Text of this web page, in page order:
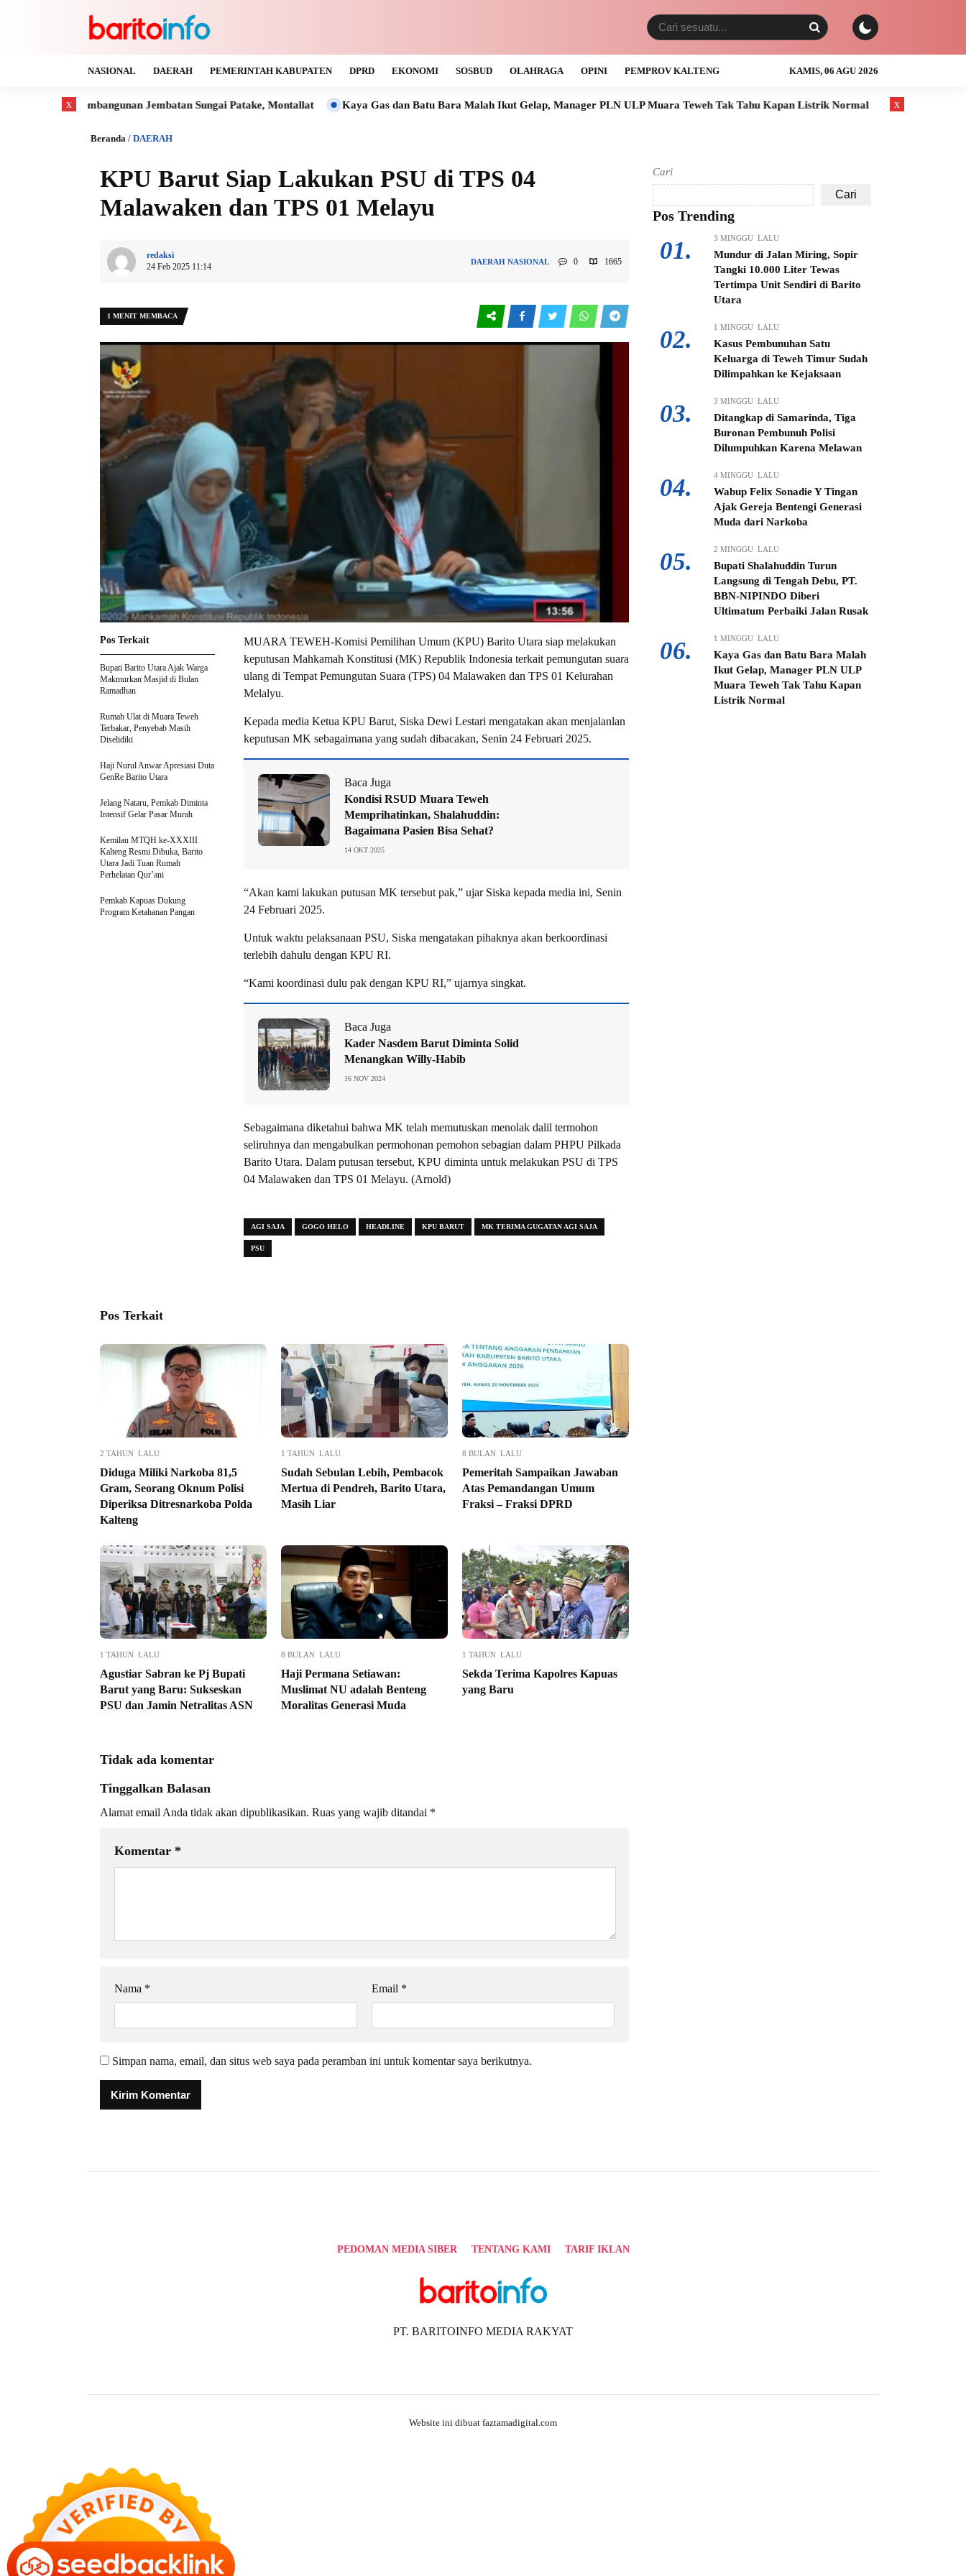
NASIONAL DAERAH PEMERINTAH KABUPATEN DPRD EKONOMI SOSBUD OLAHRAGA OPINI PEMPROV KALTENG KAMIS, 06 AGU 2026
Jembatan Sungai Patake, Montallat Kaya Gas dan Batu Bara Malah Ikut Gelap, Manager PLN ULP Muara Teweh Tak Tahu Kapan Listrik Normal Anak Usia 3 Tahun Tewas
Beranda / DAERAH
KPU Barut Siap Lakukan PSU di TPS 04
Malawaken dan TPS 01 Melayu
redaksi
24 Feb 2025 11:14
DAERAH NASIONAL 0 1665
1 MENIT MEMBACA
MUARA TEWEH-Komisi Pemilihan Umum (KPU) Barito Utara siap melakukan
keputusan Mahkamah Konstitusi (MK) Republik Indonesia terkait pemungutan suara
ulang di Tempat Pemungutan Suara (TPS) 04 Malawaken dan TPS 01 Kelurahan
Melalyu.
Kepada media Ketua KPU Barut, Siska Dewi Lestari mengatakan akan menjalanlan
keputusan MK sebagaimana yang sudah dibacakan, Senin 24 Februari 2025.
Baca Juga
Kondisi RSUD Muara Teweh
Memprihatinkan, Shalahuddin:
Bagaimana Pasien Bisa Sehat?
14 OKT 2025
“Akan kami lakukan putusan MK tersebut pak,” ujar Siska kepada media ini, Senin
24 Februari 2025.
Untuk waktu pelaksanaan PSU, Siska mengatakan pihaknya akan berkoordinasi
terlebih dahulu dengan KPU RI.
“Kami koordinasi dulu pak dengan KPU RI,” ujarnya singkat.
Baca Juga
Kader Nasdem Barut Diminta Solid
Menangkan Willy-Habib
16 NOV 2024
Sebagaimana diketahui bahwa MK telah memutuskan menolak dalil termohon
seliruhnya dan mengabulkan permohonan pemohon sebagian dalam PHPU Pilkada
Barito Utara. Dalam putusan tersebut, KPU diminta untuk melakukan PSU di TPS
04 Malawaken dan TPS 01 Melayu. (Arnold)
AGI SAJA GOGO HELO HEADLINE KPU BARUT MK TERIMA GUGATAN AGI SAJA
PSU
Pos Terkait
Bupati Barito Utara Ajak Warga
Makmurkan Masjid di Bulan
Ramadhan
Rumah Ulat di Muara Teweh
Terbakar, Penyebab Masih
Diselidiki
Haji Nurul Anwar Apresiasi Duta
GenRe Barito Utara
Jelang Nataru, Pemkab Diminta
Intensif Gelar Pasar Murah
Kemilau MTQH ke-XXXIII
Kalteng Resmi Dibuka, Barito
Utara Jadi Tuan Rumah
Perhelatan Qur’ani
Pemkab Kapuas Dukung
Program Ketahanan Pangan
Pos Terkait
2 TAHUN LALU
Diduga Miliki Narkoba 81,5
Gram, Seorang Oknum Polisi
Diperiksa Ditresnarkoba Polda
Kalteng
1 TAHUN LALU
Sudah Sebulan Lebih, Pembacok
Mertua di Pendreh, Barito Utara,
Masih Liar
8 BULAN LALU
Pemeritah Sampaikan Jawaban
Atas Pemandangan Umum
Fraksi – Fraksi DPRD
1 TAHUN LALU
Agustiar Sabran ke Pj Bupati
Barut yang Baru: Sukseskan
PSU dan Jamin Netralitas ASN
8 BULAN LALU
Haji Permana Setiawan:
Muslimat NU adalah Benteng
Moralitas Generasi Muda
1 TAHUN LALU
Sekda Terima Kapolres Kapuas
yang Baru
Tidak ada komentar
Tinggalkan Balasan
Alamat email Anda tidak akan dipublikasikan. Ruas yang wajib ditandai *
Komentar *
Nama * Email *
Simpan nama, email, dan situs web saya pada peramban ini untuk komentar saya berikutnya.
Cari
Cari
Pos Trending
01. 3 MINGGU LALU
Mundur di Jalan Miring, Sopir
Tangki 10.000 Liter Tewas
Tertimpa Unit Sendiri di Barito
Utara
02. 1 MINGGU LALU
Kasus Pembunuhan Satu
Keluarga di Teweh Timur Sudah
Dilimpahkan ke Kejaksaan
03. 3 MINGGU LALU
Ditangkap di Samarinda, Tiga
Buronan Pembunuh Polisi
Dilumpuhkan Karena Melawan
04. 4 MINGGU LALU
Wabup Felix Sonadie Y Tingan
Ajak Gereja Bentengi Generasi
Muda dari Narkoba
05. 2 MINGGU LALU
Bupati Shalahuddin Turun
Langsung di Tengah Debu, PT.
BBN-NIPINDO Diberi
Ultimatum Perbaiki Jalan Rusak
06. 1 MINGGU LALU
Kaya Gas dan Batu Bara Malah
Ikut Gelap, Manager PLN ULP
Muara Teweh Tak Tahu Kapan
Listrik Normal
x x
PEDOMAN MEDIA SIBER TENTANG KAMI TARIF IKLAN
PT. BARITOINFO MEDIA RAKYAT
Website ini dibuat faztamadigital.com